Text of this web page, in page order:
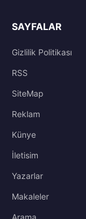
SAYFALAR
Gizlilik Politikası
RSS
SiteMap
Reklam
Künye
İletisim
Yazarlar
Makaleler
Arama